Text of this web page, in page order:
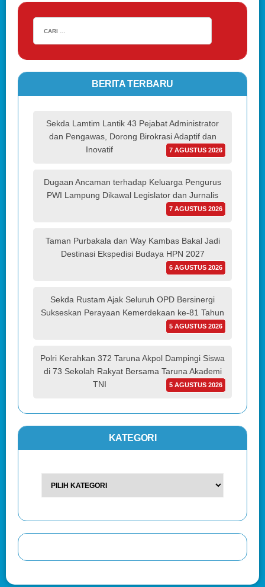
BERITA TERBARU
Sekda Lamtim Lantik 43 Pejabat Administrator
dan Pengawas, Dorong Birokrasi Adaptif dan
Inovatif
7 AGUSTUS 2026
Dugaan Ancaman terhadap Keluarga Pengurus
PWI Lampung Dikawal Legislator dan Jurnalis
7 AGUSTUS 2026
Taman Purbakala dan Way Kambas Bakal Jadi
Destinasi Ekspedisi Budaya HPN 2027
6 AGUSTUS 2026
Sekda Rustam Ajak Seluruh OPD Bersinergi
Sukseskan Perayaan Kemerdekaan ke-81 Tahun
5 AGUSTUS 2026
Polri Kerahkan 372 Taruna Akpol Dampingi Siswa
di 73 Sekolah Rakyat Bersama Taruna Akademi
TNI
5 AGUSTUS 2026
KATEGORI